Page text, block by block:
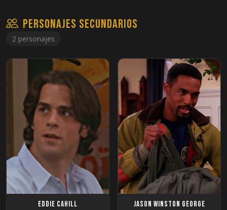
Personajes secundarios
2 personajes
Eddie Cahill Jason Winston George